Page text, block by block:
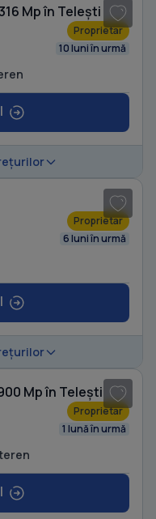
Mp în Telești
Proprietar
10 luni în urmă
Proprietar
6 luni în urmă
Mp în Telești
Proprietar
1 lună în urmă